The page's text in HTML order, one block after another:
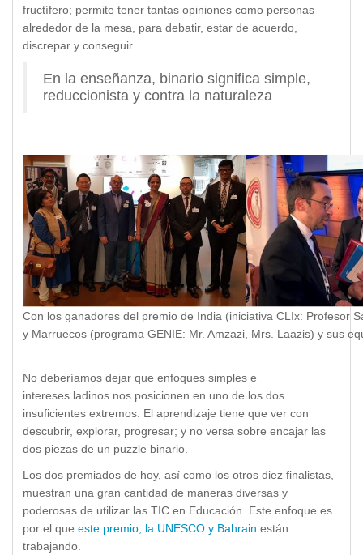
fructífero; permite tener tantas opiniones como personas
alrededor de la mesa, para debatir, estar de acuerdo,
discrepar y conseguir.
En la enseñanza, binario significa simple,
reduccionista y contra la naturaleza
Con los ganadores del premio de India (iniciativa CLIx: Profesor
y Marruecos (programa GENIE: Mr. Amzazi, Mrs. Laazis) y sus
No deberíamos dejar que enfoques simples e
intereses ladinos nos posicionen en uno de los dos
insuficientes extremos. El aprendizaje tiene que ver con
descubrir, explorar, progresar; y no versa sobre encajar las
dos piezas de un puzzle binario.
Los dos premiados de hoy, así como los otros diez finalistas,
muestran una gran cantidad de maneras diversas y
poderosas de utilizar las TIC en Educación. Este enfoque es
por el que este premio, la UNESCO y Bahrain están
trabajando.